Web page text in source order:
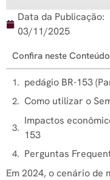
Data da Publicação:
03/11/2025
Confira neste Conteúdo
pedágio BR-153
Como utilizar o
Impactos
153
Perguntas
Em 2024, o cenário de